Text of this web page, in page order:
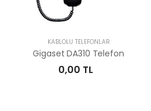
KABLOLU TELEFONLAR
Gigaset DA310 Telefon
0,00 TL